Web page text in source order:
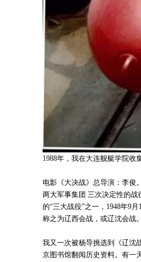
1988年，我在大连舰艇学院收
电影《大决战》总导演：李俊
两大军事集团 三次决定性的
的“三大战役”之一，1948年9
称之为辽西会战，或辽沈会战
我又一次被杨导挑选到《辽沈
京图书馆翻阅历史资料。有一